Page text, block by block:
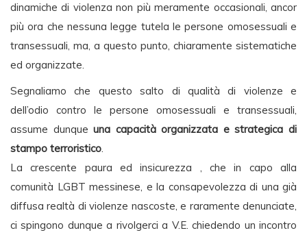
dinamiche di violenza non più meramente occasionali, ancor
più ora che nessuna legge tutela le persone omosessuali e
transessuali, ma, a questo punto, chiaramente sistematiche
ed organizzate.
Segnaliamo che questo salto di qualità di violenze e
dell’odio contro le persone omosessuali e transessuali,
assume dunqueuna capacità organizzata e strategica di
stampo terroristico.
La crescente paura ed insicurezza , che in capo alla
comunità LGBT messinese, e la consapevolezza di una già
diffusa realtà di violenze nascoste, e raramente denunciate,
ci spingono dunque a rivolgerci a V.E. chiedendo un incontro